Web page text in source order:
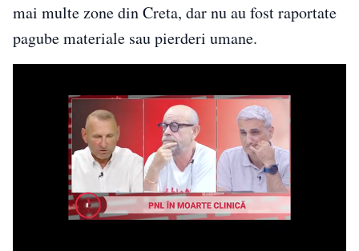
mai multe zone din Creta, dar nu au fost raportate
pagube materiale sau pierderi umane.